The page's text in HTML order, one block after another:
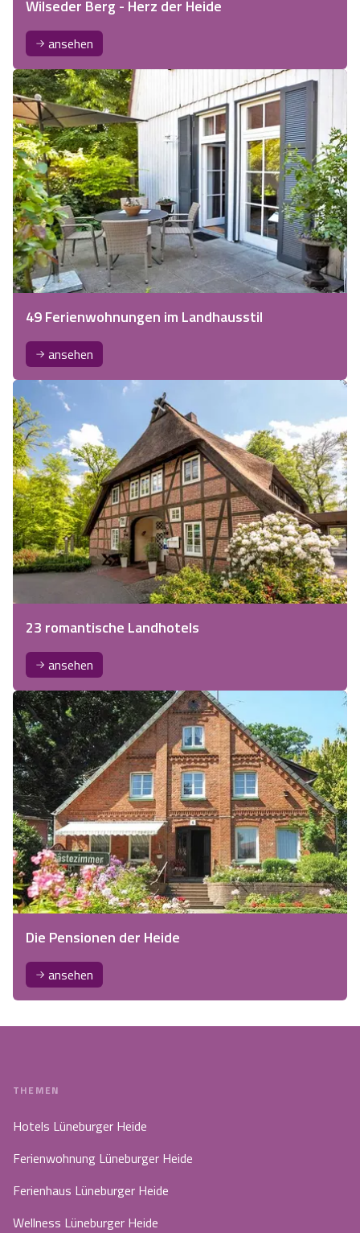
Wilseder Berg - Herz der Heide
ansehen
49 Ferienwohnungen im Landhausstil
ansehen
23 romantische Landhotels
ansehen
Die Pensionen der Heide
ansehen
THEMEN
Hotels Lüneburger Heide
Ferienwohnung Lüneburger Heide
Ferienhaus Lüneburger Heide
Wellness Lüneburger Heide